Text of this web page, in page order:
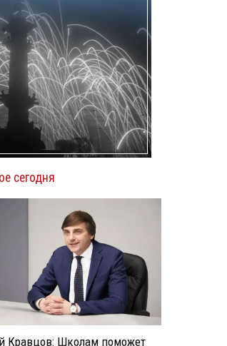
сегодня
Кравцов: Школам поможет